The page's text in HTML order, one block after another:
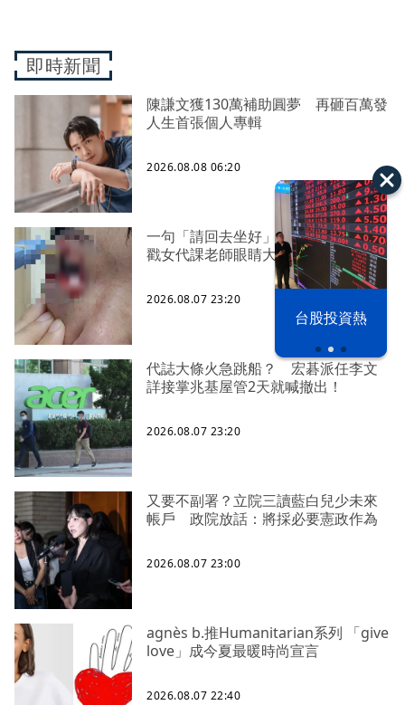
台股投資熱
即時新聞
陳謙文獲130萬補助圓夢 再砸百萬發
人生首張個人專輯
2026.08.08 06:20
一句「請回去坐好」 特教生持斷掃把
戳女代課老師眼睛大失血近失明
2026.08.07 23:20
代誌大條火急跳船？ 宏碁派任李文
詳接掌兆基屋管2天就喊撤出！
2026.08.07 23:20
又要不副署？立院三讀藍白兒少未來
帳戶 政院放話：將採必要憲政作為
2026.08.07 23:00
agnès b.推Humanitarian系列 「give
love」成今夏最暖時尚宣言
2026.08.07 22:40